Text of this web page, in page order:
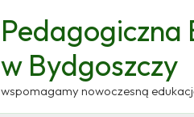
Pedagogiczna
w Bydgoszczy
wspomagamy nowoczesną